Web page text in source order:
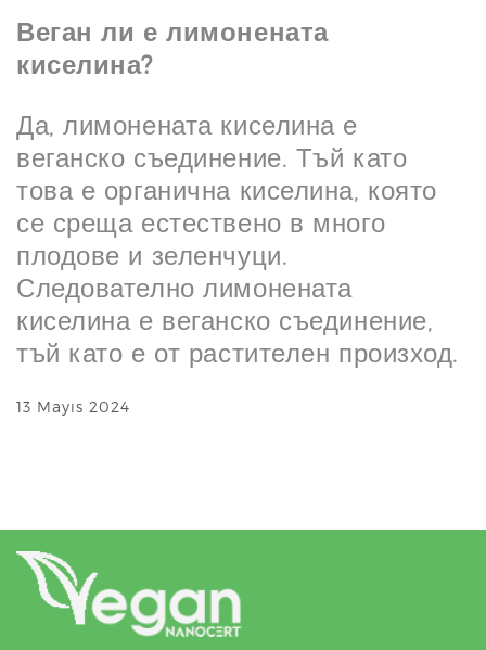
Веган ли е лимонената
киселина?
Да, лимонената киселина е
веганско съединение. Тъй като
това е органична киселина, която
се среща естествено в много
плодове и зеленчуци.
Следователно лимонената
киселина е веганско съединение,
тъй като е от растителен произход.
13 Mayıs 2024